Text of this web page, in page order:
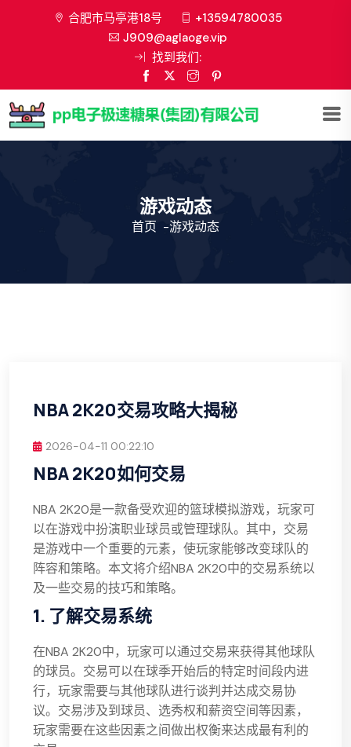
合肥市马亭港18号
+13594780035
J909@aglaoge.vip
找到我们:
游戏动态
首页 -游戏动态
NBA 2K20交易攻略大揭秘
2026-04-11 00:22:10
NBA 2K20如何交易
NBA 2K20是一款备受欢迎的篮球模拟游戏，玩家可
以在游戏中扮演职业球员或管理球队。其中，交易
是游戏中一个重要的元素，使玩家能够改变球队的
阵容和策略。本文将介绍NBA 2K20中的交易系统以
及一些交易的技巧和策略。
1. 了解交易系统
在NBA 2K20中，玩家可以通过交易来获得其他球队
的球员。交易可以在球季开始后的特定时间段内进
行，玩家需要与其他球队进行谈判并达成交易协
议。交易涉及到球员、选秀权和薪资空间等因素，
玩家需要在这些因素之间做出权衡来达成最有利的